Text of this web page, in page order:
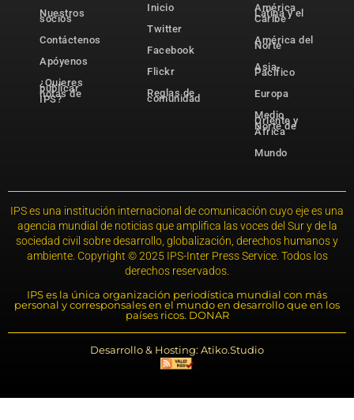
Nuestros
socios
Contáctenos
Apóyenos
¿Quieres
publicar
notas de
IPS?
Inicio
Twitter
Facebook
Flickr
Reglas de
comunidad
América
Latina y el
Caribe
América del
Norte
Asia-
Pacífico
Europa
Medio
Oriente y
Norte de
África
Mundo
IPS es una institución internacional de comunicación cuyo eje es una
agencia mundial de noticias que amplifica las voces del Sur y de la
sociedad civil sobre desarrollo, globalización, derechos humanos y
ambiente. Copyright © 2025 IPS-Inter Press Service. Todos los
derechos reservados.
IPS es la única organización periodística mundial con más
personal y corresponsales en el mundo en desarrollo que en los
países ricos. DONAR
Desarrollo & Hosting: Atiko.Studio